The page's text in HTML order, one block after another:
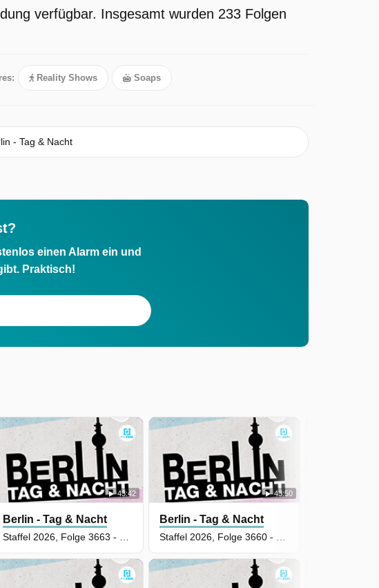
verfügbar. Insgesamt wurden 233 Folgen
Reality Shows Soaps
- Tag & Nacht
einen Alarm ein und
Praktisch!
43:42
Berlin - Tag & Nacht
43:50
Berlin - Tag & Nacht